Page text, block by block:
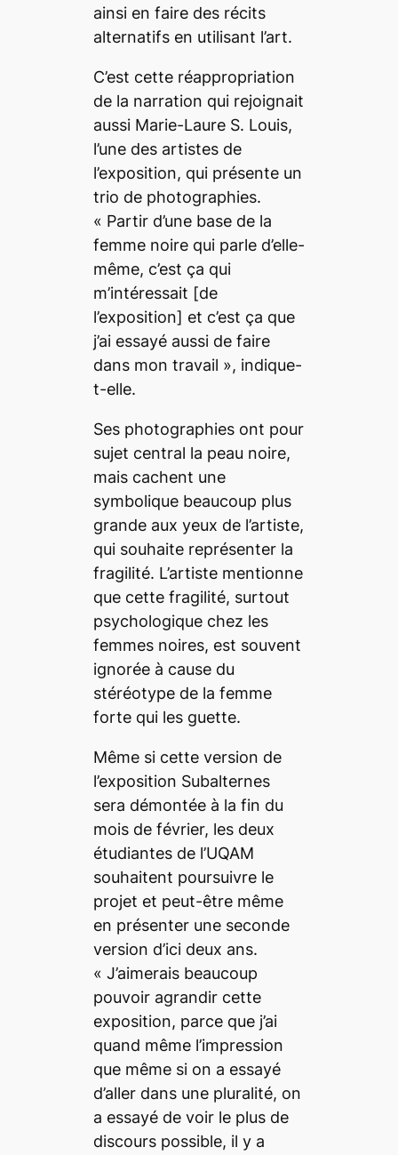
ainsi en faire des récits
alternatifs en utilisant l’art.
C’est cette réappropriation
de la narration qui rejoignait
aussi Marie-Laure S. Louis,
l’une des artistes de
l’exposition, qui présente un
trio de photographies.
« Partir d’une base de la
femme noire qui parle d’elle-
même, c’est ça qui
m’intéressait [de
l’exposition] et c’est ça que
j’ai essayé aussi de faire
dans mon travail », indique-
t-elle.
Ses photographies ont pour
sujet central la peau noire,
mais cachent une
symbolique beaucoup plus
grande aux yeux de l’artiste,
qui souhaite représenter la
fragilité. L’artiste mentionne
que cette fragilité, surtout
psychologique chez les
femmes noires, est souvent
ignorée à cause du
stéréotype de la femme
forte qui les guette.
Même si cette version de
l’exposition Subalternes
sera démontée à la fin du
mois de février, les deux
étudiantes de l’UQAM
souhaitent poursuivre le
projet et peut-être même
en présenter une seconde
version d’ici deux ans.
« J’aimerais beaucoup
pouvoir agrandir cette
exposition, parce que j’ai
quand même l’impression
que même si on a essayé
d’aller dans une pluralité, on
a essayé de voir le plus de
discours possible, il y a